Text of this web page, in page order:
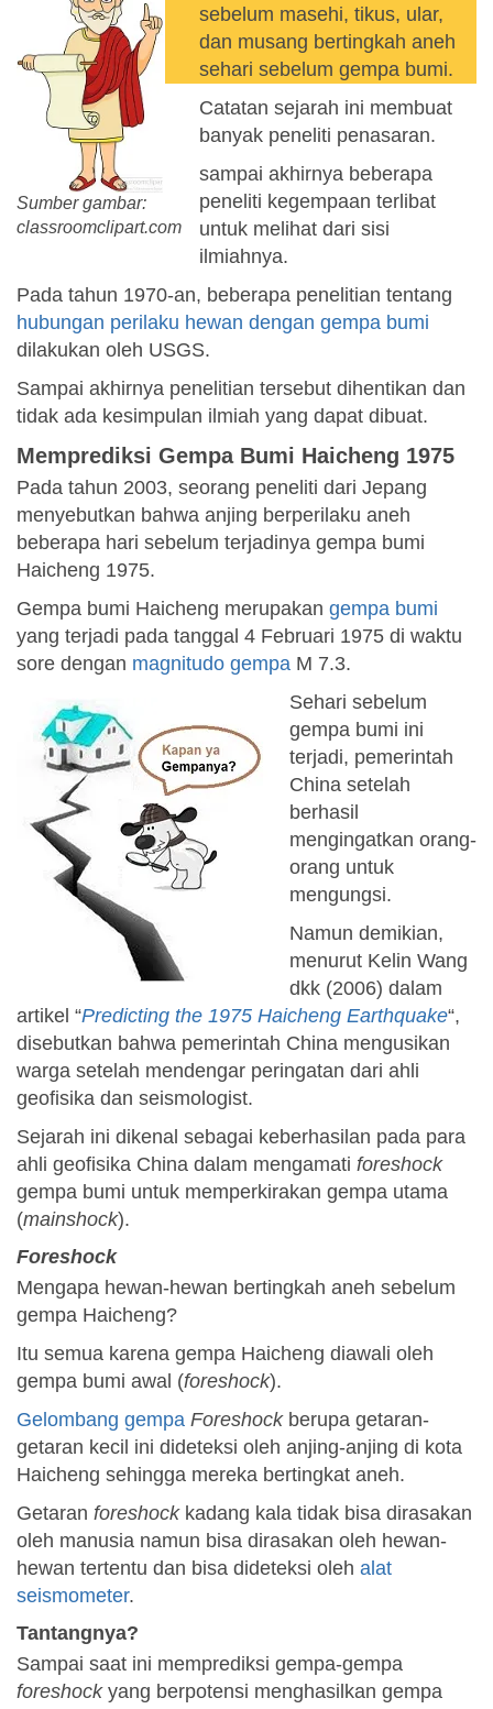
Sumber gambar:
classroomclipart.com
sebelum masehi, tikus, ular,
dan musang bertingkah aneh
sehari sebelum gempa bumi.
Catatan sejarah ini membuat
banyak peneliti penasaran.
sampai akhirnya beberapa
peneliti kegempaan terlibat
untuk melihat dari sisi
ilmiahnya.
Pada tahun 1970-an, beberapa penelitian tentang
hubungan perilaku hewan dengan gempa bumi
dilakukan oleh USGS.
Sampai akhirnya penelitian tersebut dihentikan dan
tidak ada kesimpulan ilmiah yang dapat dibuat.
Memprediksi Gempa Bumi Haicheng 1975
Pada tahun 2003, seorang peneliti dari Jepang
menyebutkan bahwa anjing berperilaku aneh
beberapa hari sebelum terjadinya gempa bumi
Haicheng 1975.
Gempa bumi Haicheng merupakan gempa bumi
yang terjadi pada tanggal 4 Februari 1975 di waktu
sore dengan magnitudo gempa M 7.3.
Sehari sebelum
gempa bumi ini
terjadi, pemerintah
China setelah
berhasil
mengingatkan orang-
orang untuk
mengungsi.
Namun demikian,
menurut Kelin Wang
dkk (2006) dalam
artikel “Predicting the 1975 Haicheng Earthquake“,
disebutkan bahwa pemerintah China mengusikan
warga setelah mendengar peringatan dari ahli
geofisika dan seismologist.
Sejarah ini dikenal sebagai keberhasilan pada para
ahli geofisika China dalam mengamati foreshock
gempa bumi untuk memperkirakan gempa utama
(mainshock).
Foreshock
Mengapa hewan-hewan bertingkah aneh sebelum
gempa Haicheng?
Itu semua karena gempa Haicheng diawali oleh
gempa bumi awal (foreshock).
Gelombang gempa Foreshockberupa getaran-
getaran kecil ini dideteksi oleh anjing-anjing di kota
Haicheng sehingga mereka bertingkat aneh.
Getaran foreshockkadang kala tidak bisa dirasakan
oleh manusia namun bisa dirasakan oleh hewan-
hewan tertentu dan bisa dideteksi oleh alat
seismometer.
Tantangnya?
Sampai saat ini memprediksi gempa-gempa
foreshockyang berpotensi menghasilkan gempa